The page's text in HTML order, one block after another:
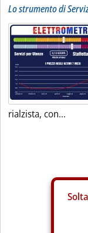
Lo strumento di
rialzista, con...